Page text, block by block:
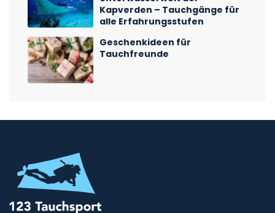
Kapverden – Tauchgänge für
alle Erfahrungsstufen
Geschenkideen für
Tauchfreunde